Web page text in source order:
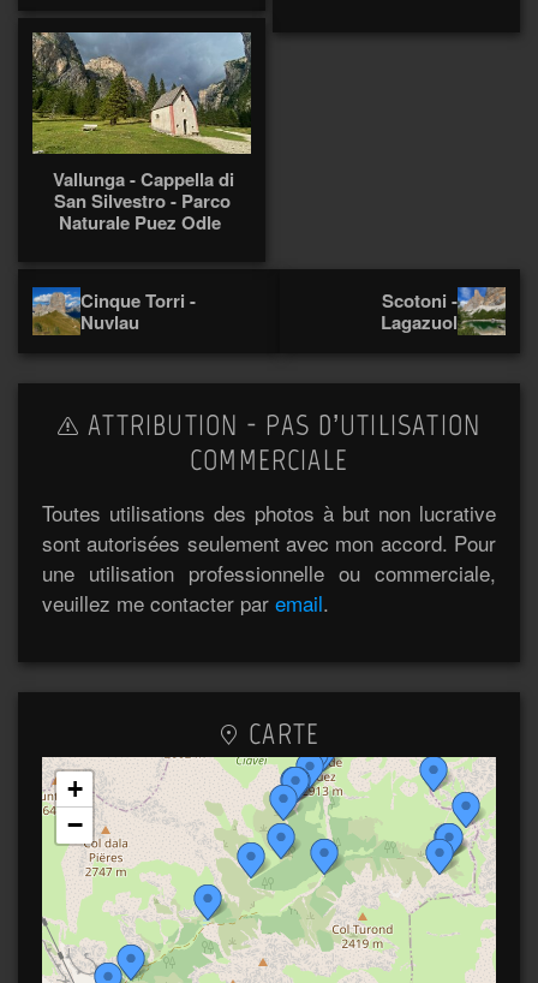
Vallunga - Cappella di
San Silvestro - Parco
Naturale Puez Odle
Cinque Torri -
Nuvlau
Scotoni -
Lagazuol
ATTRIBUTION - PAS D’UTILISATION
COMMERCIALE
Toutes utilisations des photos à but non lucrative
sont autorisées seulement avec mon accord. Pour
une utilisation professionnelle ou commerciale,
veuillez me contacter par email.
CARTE
+
−